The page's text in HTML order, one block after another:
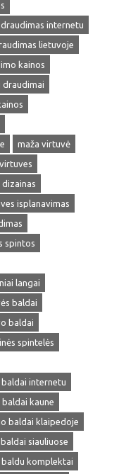
internetu
lietuvoje
kainos
draudimai
maža virtuvė
isplanavimas
spintos
langai
baldai
baldai
spintelės
internetu
kaune
baldai klaipedoje
siauliuose
komplektai